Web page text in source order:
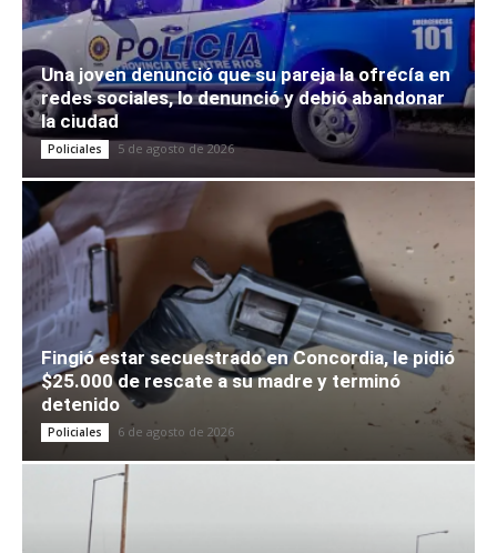
Una joven denunció que su pareja la ofrecía en
redes sociales, lo denunció y debió abandonar
la ciudad
Policiales 5 de agosto de 2026
Fingió estar secuestrado en Concordia, le pidió
$25.000 de rescate a su madre y terminó
detenido
Policiales 6 de agosto de 2026